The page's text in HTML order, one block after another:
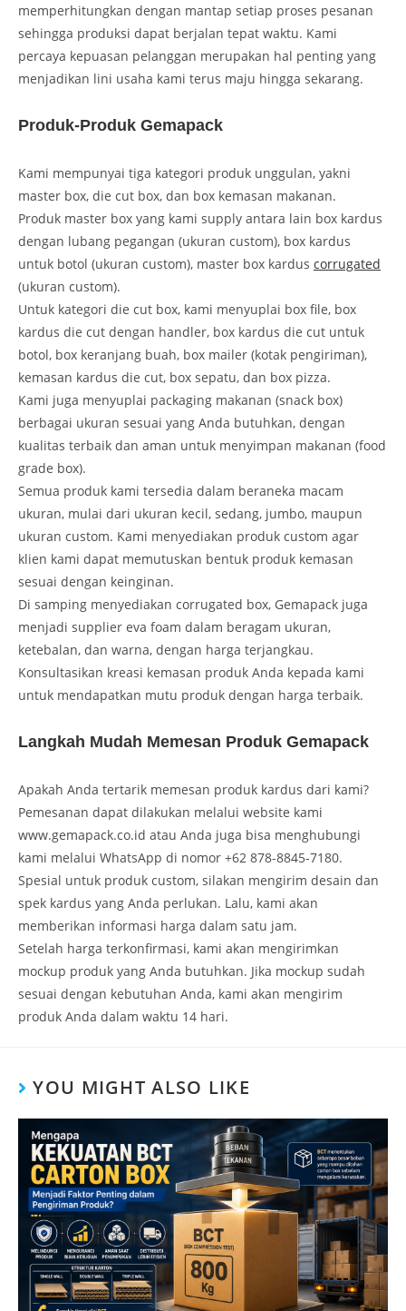
memperhitungkan dengan mantap setiap proses pesanan
sehingga produksi dapat berjalan tepat waktu. Kami
percaya kepuasan pelanggan merupakan hal penting yang
menjadikan lini usaha kami terus maju hingga sekarang.
Produk-Produk Gemapack
Kami mempunyai tiga kategori produk unggulan, yakni
master box, die cut box, dan box kemasan makanan.
Produk master box yang kami supply antara lain box kardus
dengan lubang pegangan (ukuran custom), box kardus
untuk botol (ukuran custom), master box kardus corrugated
(ukuran custom).
Untuk kategori die cut box, kami menyuplai box file, box
kardus die cut dengan handler, box kardus die cut untuk
botol, box keranjang buah, box mailer (kotak pengiriman),
kemasan kardus die cut, box sepatu, dan box pizza.
Kami juga menyuplai packaging makanan (snack box)
berbagai ukuran sesuai yang Anda butuhkan, dengan
kualitas terbaik dan aman untuk menyimpan makanan (food
grade box).
Semua produk kami tersedia dalam beraneka macam
ukuran, mulai dari ukuran kecil, sedang, jumbo, maupun
ukuran custom. Kami menyediakan produk custom agar
klien kami dapat memutuskan bentuk produk kemasan
sesuai dengan keinginan.
Di samping menyediakan corrugated box, Gemapack juga
menjadi supplier eva foam dalam beragam ukuran,
ketebalan, dan warna, dengan harga terjangkau.
Konsultasikan kreasi kemasan produk Anda kepada kami
untuk mendapatkan mutu produk dengan harga terbaik.
Langkah Mudah Memesan Produk Gemapack
Apakah Anda tertarik memesan produk kardus dari kami?
Pemesanan dapat dilakukan melalui website kami
www.gemapack.co.id atau Anda juga bisa menghubungi
kami melalui WhatsApp di nomor +62 878-8845-7180.
Spesial untuk produk custom, silakan mengirim desain dan
spek kardus yang Anda perlukan. Lalu, kami akan
memberikan informasi harga dalam satu jam.
Setelah harga terkonfirmasi, kami akan mengirimkan
mockup produk yang Anda butuhkan. Jika mockup sudah
sesuai dengan kebutuhan Anda, kami akan mengirim
produk Anda dalam waktu 14 hari.
YOU MIGHT ALSO LIKE